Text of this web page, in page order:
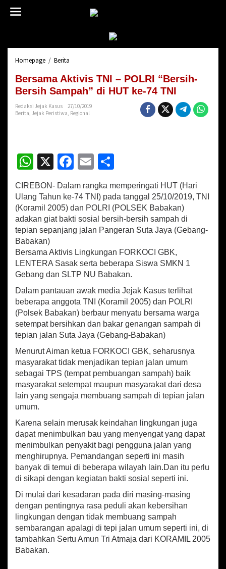
Homepage / Berita
r
s
a
m
a
i
v
s
T
N
-
P
L
R
B
e
r
i
h
B
e
r
s
i
a
m
p
a
h
"
d
i
U
T
k
e
Bersama Aktivis TNI – POLRI “Bersih-
Bersih Sampah” di HUT ke-74 TNI
Redaksi Jejak Kasus
27/10/2019
Berita, Jejak Peristiwa, Regional
W
h
at
sA
p
p
X
Fa
b
o
o
E
m
ai
l
ar
e
CIREBON- Dalam rangka memperingati HUT (Hari
Ulang Tahun ke-74 TNI) pada tanggal 25/10/2019, TNI
(Koramil 2005) dan POLRI (POLSEK Babakan)
adakan giat bakti sosial bersih-bersih sampah di
tepian sepanjang jalan Pangeran Suta Jaya (Gebang-
Babakan)
Bersama Aktivis Lingkungan FORKOCI GBK,
LENTERA Sasak serta beberapa Siswa SMKN 1
Gebang dan SLTP NU Babakan.
Dalam pantauan awak media Jejak Kasus terlihat
beberapa anggota TNI (Koramil 2005) dan POLRI
(Polsek Babakan) berbaur menyatu bersama warga
setempat bersihkan dan bakar genangan sampah di
tepian jalan Suta Jaya (Gebang-Babakan)
Menurut Aiman ketua FORKOCI GBK, seharusnya
masyarakat tidak menjadikan tepian jalan umum
sebagai TPS (tempat pembuangan sampah) baik
masyarakat setempat maupun masyarakat dari desa
lain yang sengaja membuang sampah di tepian jalan
umum.
Karena selain merusak keindahan lingkungan juga
dapat menimbulkan bau yang menyengat yang dapat
menimbulkan penyakit bagi pengguna jalan yang
menghirupnya. Pemandangan seperti ini masih
banyak di temui di beberapa wilayah lain.Dan itu perlu
di sikapi dengan kegiatan bakti sosial seperti ini.
Di mulai dari kesadaran pada diri masing-masing
dengan pentingnya rasa peduli akan kebersihan
lingkungan dengan tidak membuang sampah
sembarangan apalagi di tepi jalan umum seperti ini, di
tambahkan Sertu Amun Tri Atmaja dari KORAMIL 2005
Babakan.